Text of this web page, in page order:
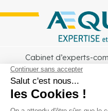
Cabinet d’experts-
comptes sur